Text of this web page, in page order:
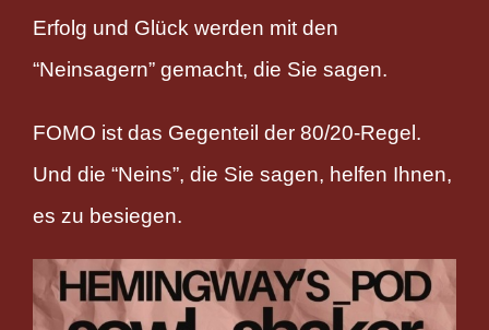
Erfolg und Glück werden mit den
“Neinsagern” gemacht, die Sie sagen.
FOMO ist das Gegenteil der 80/20-Regel.
Und die “Neins”, die Sie sagen, helfen Ihnen,
es zu besiegen.